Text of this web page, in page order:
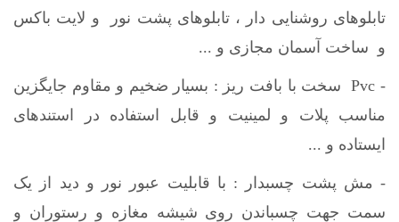
تابلوهای روشنایی دار ، تابلوهای پشت نور و لایت باکس
و ساخت آسمان مجازی و ...
- Pvc سخت با بافت ریز : بسیار ضخیم و مقاوم جایگزین
مناسب پلات و لمینیت و قابل استفاده در استندهای
ایستاده و ...
- مش پشت چسبدار : با قابلیت عبور نور و دید از یک
سمت جهت چسباندن روی شیشه مغازه و رستوران و